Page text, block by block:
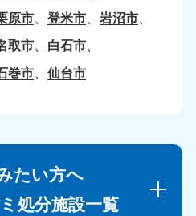
原市 登米市
岩沼市
取市
白石市
巻市 仙台市
たい方へ
処分施設一覧